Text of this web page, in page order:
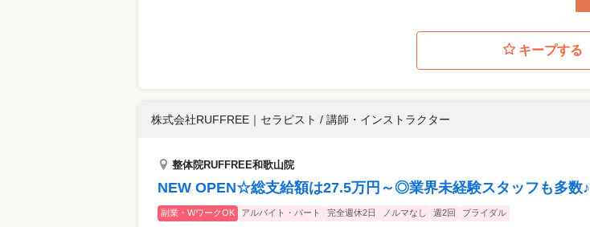
キープする
株式会社RUFFREE ｜ セラピスト / 講師・インストラクター
整体院RUFFREE和歌山院
NEW OPEN☆総支給額は27.5万円～◎業界未経験スタッフも多数♪
副業・WワークOK アルバイト・パート 完全週休2日 ノルマなし 週2回 ブライダル